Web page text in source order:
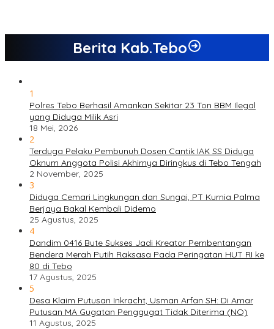
Berita Kab.Tebo
1
Polres Tebo Berhasil Amankan Sekitar 23 Ton BBM Ilegal
yang Diduga Milik Asri
18 Mei, 2026
2
Terduga Pelaku Pembunuh Dosen Cantik IAK SS Diduga
Oknum Anggota Polisi Akhirnya Diringkus di Tebo Tengah
2 November, 2025
3
Diduga Cemari Lingkungan dan Sungai, PT Kurnia Palma
Berjaya Bakal Kembali Didemo
25 Agustus, 2025
4
Dandim 0416 Bute Sukses Jadi Kreator Pembentangan
Bendera Merah Putih Raksasa Pada Peringatan HUT RI ke
80 di Tebo
17 Agustus, 2025
5
Desa Klaim Putusan Inkracht, Usman Arfan SH: Di Amar
Putusan MA Gugatan Penggugat Tidak Diterima (NO)
11 Agustus, 2025